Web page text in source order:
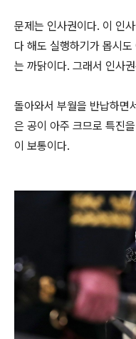
문제는 인사권이다. 이 인
다 해도 실행하기가 몹시
는 까닭이다. 그래서 인사
돌아와서 부월을 반납하면
은 공이 아주 크므로 특진
이 보통이다.